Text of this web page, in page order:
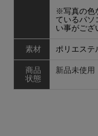
※写真の色
ているパソ
い事がござ
素材 ポリエステ
商品
状態
新品未使用